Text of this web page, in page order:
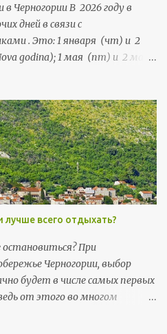
Черногории В 2026 году в
дней в связи с
. Это: 1 января (чт) и 2
godina); 1 мая (пт) и 2 мая
(Dan državnosti);
- Негошев день (Njegošev
культуры .
лучше всего отдыхать?
остановиться? При
Черногории, выбор
будет в числе самых первых
от этого во многом